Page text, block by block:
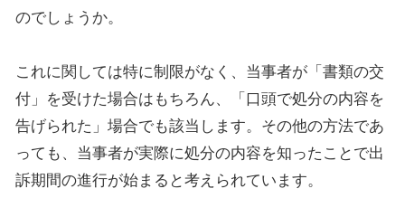
のでしょうか。
これに関しては特に制限がなく、当事者が「書類の交
付」を受けた場合はもちろん、「口頭で処分の内容を
告げられた」場合でも該当します。その他の方法であ
っても、当事者が実際に処分の内容を知ったことで出
訴期間の進行が始まると考えられています。